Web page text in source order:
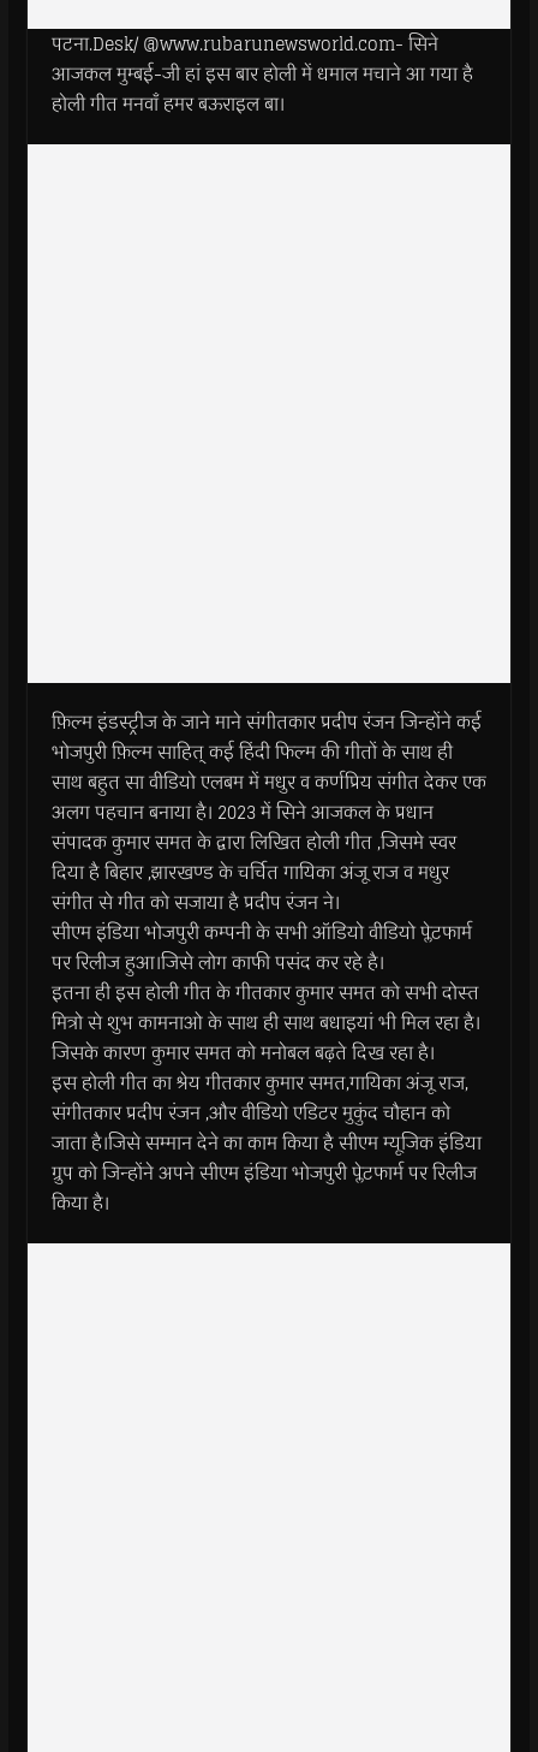
पटना.Desk/ @www.rubarunewsworld.com- सिने
आजकल मुम्बई-जी हां इस बार होली में धमाल मचाने आ गया है
होली गीत मनवाँ हमर बऊराइल बा।
फ़िल्म इंडस्ट्रीज के जाने माने संगीतकार प्रदीप रंजन जिन्होंने कई
भोजपुरी फ़िल्म साहित् कई हिंदी फिल्म की गीतों के साथ ही
साथ बहुत सा वीडियो एलबम में मधुर व कर्णप्रिय संगीत देकर एक
अलग पहचान बनाया है। 2023 में सिने आजकल के प्रधान
संपादक कुमार समत के द्वारा लिखित होली गीत ,जिसमे स्वर
दिया है बिहार ,झारखण्ड के चर्चित गायिका अंजू राज व मधुर
संगीत से गीत को सजाया है प्रदीप रंजन ने।
सीएम इंडिया भोजपुरी कम्पनी के सभी ऑडियो वीडियो प्लेटफार्म
पर रिलीज हुआ।जिसे लोग काफी पसंद कर रहे है।
इतना ही इस होली गीत के गीतकार कुमार समत को सभी दोस्त
मित्रो से शुभ कामनाओ के साथ ही साथ बधाइयां भी मिल रहा है।
जिसके कारण कुमार समत को मनोबल बढ़ते दिख रहा है।
इस होली गीत का श्रेय गीतकार कुमार समत,गायिका अंजू राज,
संगीतकार प्रदीप रंजन ,और वीडियो एडिटर मुकुंद चौहान को
जाता है।जिसे सम्मान देने का काम किया है सीएम म्यूजिक इंडिया
ग्रुप को जिन्होंने अपने सीएम इंडिया भोजपुरी प्लेटफार्म पर रिलीज
किया है।